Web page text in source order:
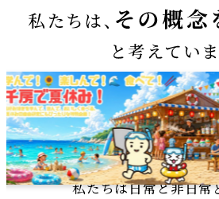
お好み焼は、もっと色んな
人を楽しませられる食
その可能性を広げる
私たちは日常と非日常